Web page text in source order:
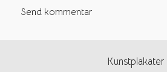
Kunstplakater